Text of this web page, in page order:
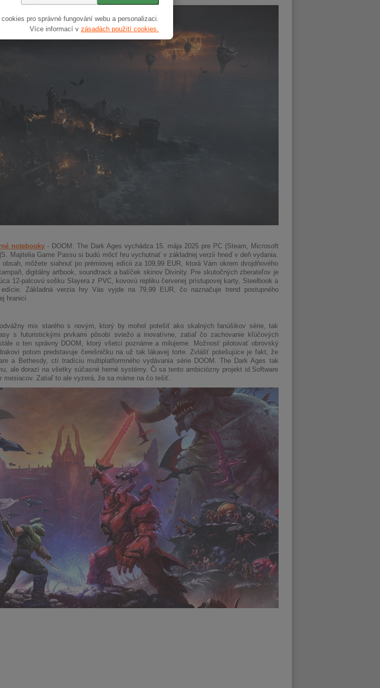
pro správné fungování webu a personalizaci.
Více informací v zásadách použití cookies.
notebooky - DOOM: The Dark Ages vychádza 15. mája 2025 pre PC (Steam, Microsoft
Majitelia Game Passu si budú môcť hru vychutnať v základnej verzii hneď v deň vydania.
môžete siahnuť po prémiovej edícii za 109,99 EUR, ktorá Vám okrem dvojdňového
digitálny artbook, soundtrack a balíček skinov Divinity. Pre skutočných zberateľov je
12-palcovú sošku Slayera z PVC, kovovú repliku červenej prístupovej karty, Steelbook a
Základná verzia hry Vás vyjde na 79,99 EUR, čo naznačuje trend postupného
hranici.
mix starého s novým, ktorý by mohol potešiť ako skalných fanúšikov série, tak
s futuristickými prvkami pôsobí sviežo a inovatívne, zatiaľ čo zachovanie kľúčových
o ten správny DOOM, ktorý všetci poznáme a milujeme. Možnosť pilotovať obrovský
potom predstavuje čerešničku na už tak lákavej torte. Zvlášť potešujúce je fakt, že
a Bethesdy, ctí tradíciu multiplatformného vydávania série DOOM. The Dark Ages tak
ale dorazí na všetky súčasné herné systémy. Či sa tento ambiciózny projekt id Software
mesiacov. Zatiaľ to ale vyzerá, že sa máme na čo tešiť.